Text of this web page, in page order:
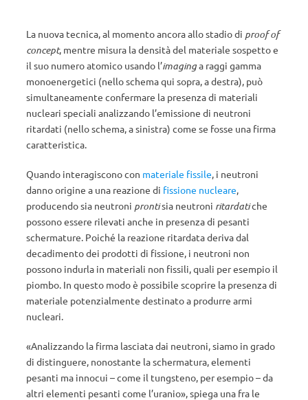
La nuova tecnica, al momento ancora allo stadio di proof of
concept, mentre misura la densità del materiale sospetto e
il suo numero atomico usando l’imaginga raggi gamma
monoenergetici (nello schema qui sopra, a destra), può
simultaneamente confermare la presenza di materiali
nucleari speciali analizzando l’emissione di neutroni
ritardati (nello schema, a sinistra) come se fosse una firma
caratteristica.
Quando interagiscono con materiale fissile, i neutroni
danno origine a una reazione di fissione nucleare,
producendo sia neutroni prontisia neutroni ritardatiche
possono essere rilevati anche in presenza di pesanti
schermature. Poiché la reazione ritardata deriva dal
decadimento dei prodotti di fissione, i neutroni non
possono indurla in materiali non fissili, quali per esempio il
piombo. In questo modo è possibile scoprire la presenza di
materiale potenzialmente destinato a produrre armi
nucleari.
«Analizzando la firma lasciata dai neutroni, siamo in grado
di distinguere, nonostante la schermatura, elementi
pesanti ma innocui – come il tungsteno, per esempio – da
altri elementi pesanti come l’uranio», spiega una fra le